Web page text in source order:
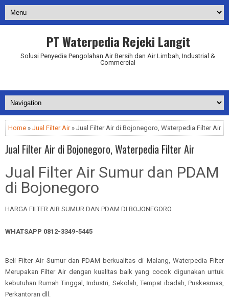
PT Waterpedia Rejeki Langit
Solusi Penyedia Pengolahan Air Bersih dan Air Limbah, Industrial &
Commercial
Home » Jual Filter Air» Jual Filter Air di Bojonegoro, Waterpedia Filter Air
Jual Filter Air di Bojonegoro, Waterpedia Filter Air
Jual Filter Air Sumur dan PDAM
di Bojonegoro
HARGA FILTER AIR SUMUR DAN PDAM DI BOJONEGORO
WHATSAPP 0812-3349-5445
Beli Filter Air Sumur dan PDAM berkualitas di Malang, Waterpedia Filter
Merupakan Filter Air dengan kualitas baik yang cocok digunakan untuk
kebutuhan Rumah Tinggal, Industri, Sekolah, Tempat ibadah, Puskesmas,
Perkantoran dll.